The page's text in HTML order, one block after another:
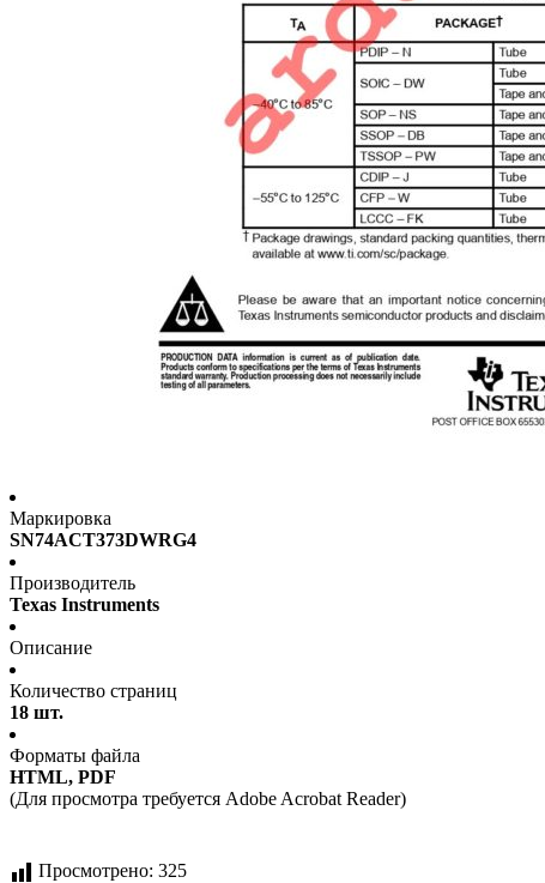
Маркировка
SN74ACT373DWRG4
Производитель
Texas Instruments
Описание
Количество страниц
18 шт.
Форматы файла
HTML, PDF
(Для просмотра требуется Adobe Acrobat Reader)
Просмотрено: 325